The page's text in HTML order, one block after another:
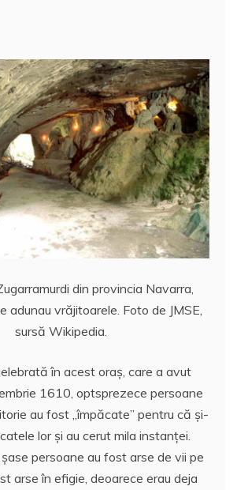
din provincia Navarra,
adunau vrăjitoarele. Foto de JMSE,
sursă Wikipedia.
în acest oraș, care a avut
1610, optsprezece persoane
au fost „împăcate” pentru că şi-
lor și au cerut mila instanței.
persoane au fost arse de vii pe
arse în efigie, deoarece erau deja